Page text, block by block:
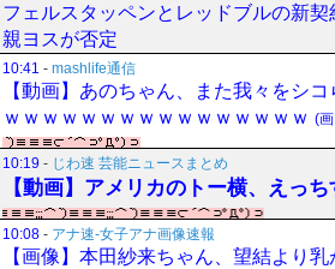
フェルスタッペンとレッドブルの新
親ヨスが否定
10:41 - mashlife通信
【動画】あのちゃん、また我々をシ
ｗｗｗｗｗｗｗｗｗｗｗｗｗｗｗｗ (
10:19 - じわ速 芸能ニュースまとめ
【動画】アメリカのトー横、えっ
10:08 - アナ速‐女子アナ画像速報
【画像】本田紗来ちゃん、望結より乳